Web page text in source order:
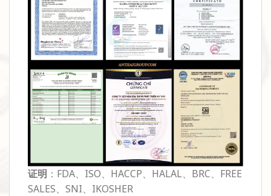
证明 ：FDA、ISO、HACCP、HALAL、BRC、FREE
SALES、SNI、IKOSHER